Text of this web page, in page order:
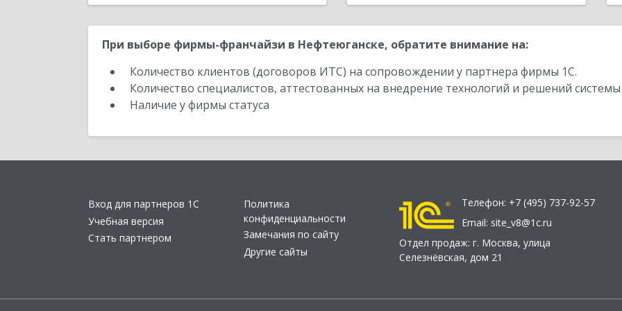
При выборе фирмы-франчайзи в Нефтеюганске, обратите внимание на:
Количество клиентов (договоров ИТС) на сопровождении у партнера фирмы 1С.
Количество специалистов, аттестованных на внедрение технологий и решений
Наличие у фирмы статуса
Вход для партнеров 1С
Учебная версия
Стать партнером
Политика
конфиденциальности
Замечания по сайту
Другие сайты
Телефон: +7 (495) 737-92-57
Email: site_v8@1c.ru
Отдел продаж: г. Москва, улица
Селезнёвская, дом 21